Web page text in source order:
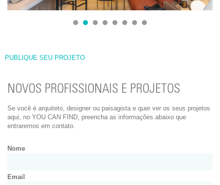
1 2 3 4 5 6 7 8
PUBLIQUE SEU PROJETO
NOVOS PROFISSIONAIS E PROJETOS
Se você é arquiteto, designer ou paisagista e quer ver os seus projetos
aqui, no YOU CAN FIND, preencha as informações abaixo que
entraremos em contato.
Nome
Email